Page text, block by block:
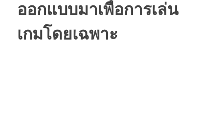
ออกแบบมาเพื่อการเล่น
เกมโดยเฉพาะ